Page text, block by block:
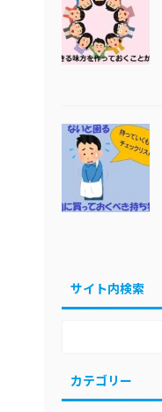
サイト内検索
カテゴリー